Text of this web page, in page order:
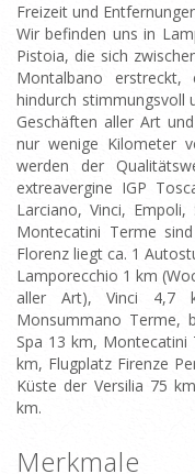
Freizeit und
Wir befinden uns in
Pistoia, die sich
Montalbano
hindurch stimmungsvoll
Geschäften aller Art
nur wenige Kilometer
werden der
extreavergine IGP
Larciano, Vinci,
Montecatini Terme
Florenz liegt ca. 1
Lamporecchio 1 km
aller Art), Vinci 4,7
Monsummano Terme,
Spa 13 km,
km, Flugplatz Firenze
Küste der Versilia 75
km.
Merkmale